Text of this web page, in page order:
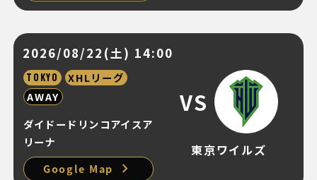
2026/08/22(土) 14:00
TOKYO
XHLリーグ
AWAY
ダイドードリンコアイスア
リーナ
Google Map
chevron_right
VS
東京ワイルズ